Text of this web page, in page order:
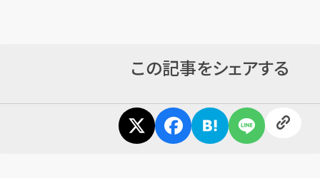
この記事をシェアする